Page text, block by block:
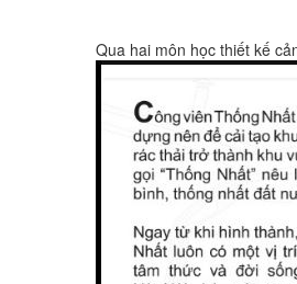
Qua hai môn học thiết kế